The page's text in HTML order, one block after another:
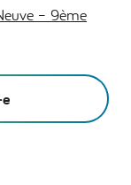
– 9ème